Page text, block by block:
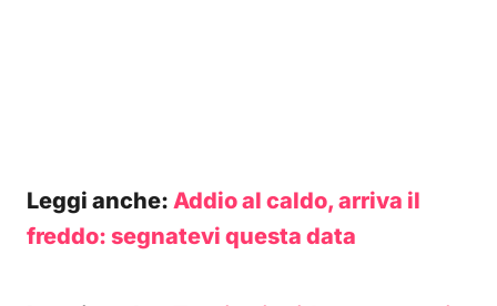
Leggi anche: Addio al caldo, arriva il
freddo: segnatevi questa data